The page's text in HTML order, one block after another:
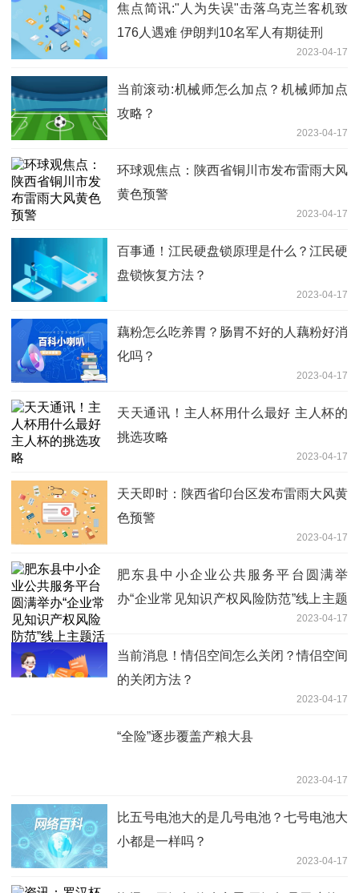
焦点简讯:"人为失误"击落乌克兰客机致
176人遇难 伊朗判10名军人有期徒刑
2023-04-17
当前滚动:机械师怎么加点？机械师加点
攻略？
2023-04-17
环球观焦点：陕西省铜川市发布雷雨大风
黄色预警
2023-04-17
百事通！江民硬盘锁原理是什么？江民硬
盘锁恢复方法？
2023-04-17
藕粉怎么吃养胃？肠胃不好的人藕粉好消
化吗？
2023-04-17
天天通讯！主人杯用什么最好 主人杯的
挑选攻略
2023-04-17
天天即时：陕西省印台区发布雷雨大风黄
色预警
2023-04-17
肥东县中小企业公共服务平台圆满举
办“企业常见知识产权风险防范”线上主题
2023-04-17
当前消息！情侣空间怎么关闭？情侣空间
的关闭方法？
2023-04-17
“全险”逐步覆盖产粮大县
2023-04-17
比五号电池大的是几号电池？七号电池大
小都是一样吗？
2023-04-17